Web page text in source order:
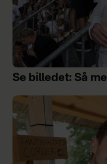
Se billedet: Så